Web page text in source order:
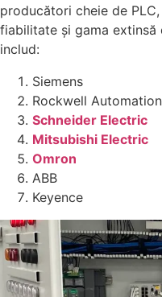
producători cheie de
fiabilitate și gama extinsă
includ:
Siemens
Rockwell Automation
Schneider Electric
Mitsubishi Electric
Omron
ABB
Keyence